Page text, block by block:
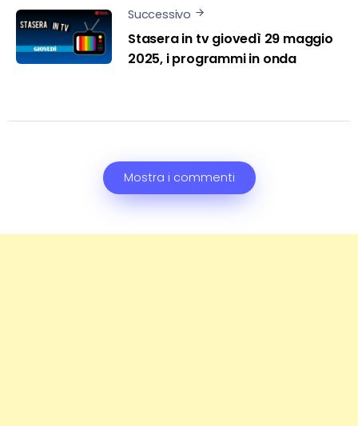
Successivo
Stasera in tv giovedì 29 maggio
2025, i programmi in onda
Mostra i commenti